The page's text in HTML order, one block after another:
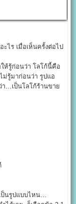
ไร เมื่อเห็นครั้งต่อไป
รู้ก่อนว่า โลโก้นี้คือ
ม่รู้มาก่อนว่า รูปแอ
…เป็นโลโก้ร้านขาย
ป็นรูปแบบไหน…